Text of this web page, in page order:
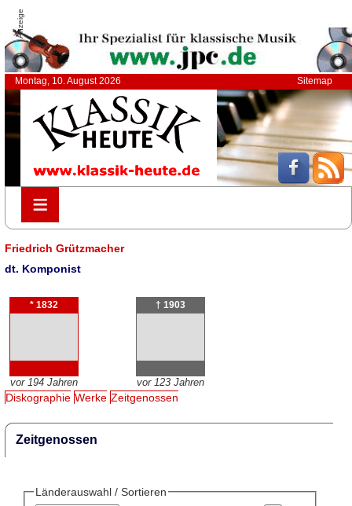
Anzeige
Montag, 10. August 2026 Sitemap
≡
≡
Friedrich Grützmacher
dt. Komponist
* 1832
vor 194 Jahren
† 1903
vor 123 Jahren
Diskographie Werke Zeitgenossen
Zeitgenossen
Länderauswahl / Sortieren